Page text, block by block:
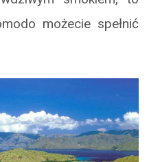
możecie spełnić